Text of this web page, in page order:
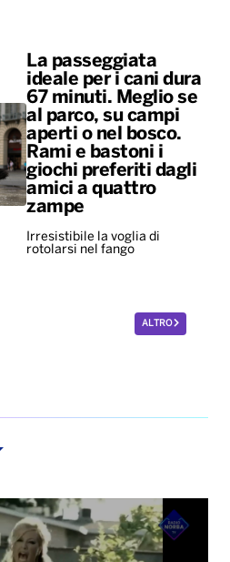
La passeggiata
ideale per i cani dura
67 minuti. Meglio se
al parco, su campi
aperti o nel bosco.
Rami e bastoni i
giochi preferiti dagli
amici a quattro
zampe
Irresistibile la voglia di
rotolarsi nel fango
ALTRO